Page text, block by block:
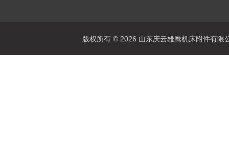
版权所有 © 2026 山东庆云雄鹰机床附件有